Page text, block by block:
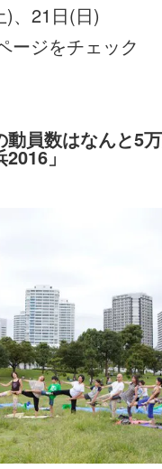
、21日(日)
ージをチェック
動員数はなんと5
2016」